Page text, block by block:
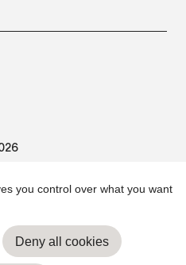
you control over what you want
Deny all cookies